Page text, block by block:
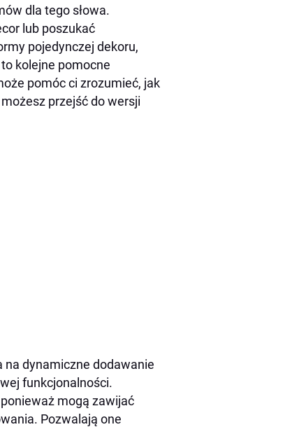
dla tego słowa.
lub poszukać
pojedynczej dekoru,
kolejne pomocne
pomóc ci zrozumieć, jak
przejść do wersji
dynamiczne dodawanie
funkcjonalności.
mogą zawijać
Pozwalają one